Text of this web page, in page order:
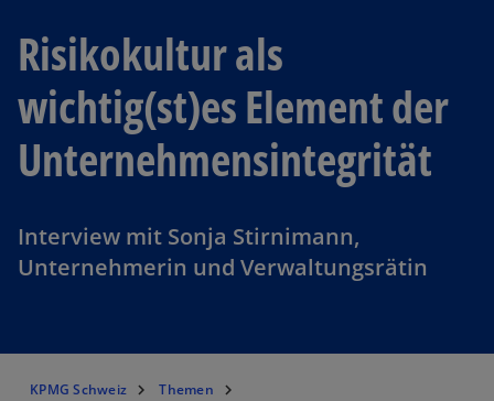
Risikokultur als
wichtig(st)es Element der
Unternehmens­integrität
Interview mit Sonja Stirnimann,
Unternehmerin und Verwaltungsrätin
KPMG Schweiz
Themen